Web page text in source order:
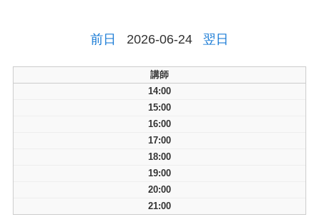
前日 2026-06-24 翌日
講師
14:00
15:00
16:00
17:00
18:00
19:00
20:00
21:00